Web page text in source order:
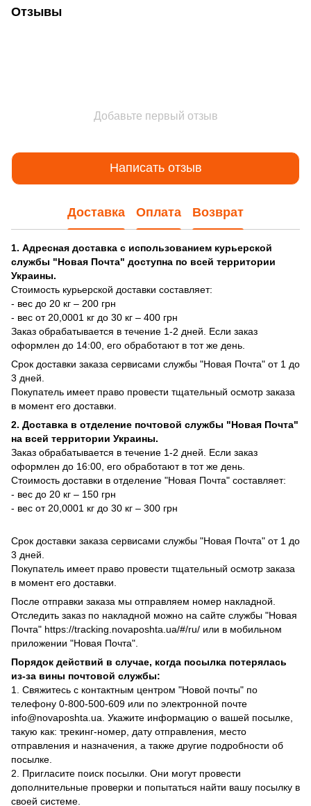
Отзывы
Добавьте первый отзыв
Написать отзыв
Доставка Оплата Возврат
1. Адресная доставка с использованием курьерской
службы "Новая Почта" доступна по всей территории
Украины.
Стоимость курьерской доставки составляет:
- вес до 20 кг – 200 грн
- вес от 20,0001 кг до 30 кг – 400 грн
Заказ обрабатывается в течение 1-2 дней. Если заказ
оформлен до 14:00, его обработают в тот же день.
Срок доставки заказа сервисами службы "Новая Почта" от 1 до
3 дней.
Покупатель имеет право провести тщательный осмотр заказа
в момент его доставки.
2. Доставка в отделение почтовой службы "Новая Почта"
на всей территории Украины.
Заказ обрабатывается в течение 1-2 дней. Если заказ
оформлен до 16:00, его обработают в тот же день.
Стоимость доставки в отделение "Новая Почта" составляет:
- вес до 20 кг – 150 грн
- вес от 20,0001 кг до 30 кг – 300 грн
Срок доставки заказа сервисами службы "Новая Почта" от 1 до
3 дней.
Покупатель имеет право провести тщательный осмотр заказа
в момент его доставки.
После отправки заказа мы отправляем номер накладной.
Отследить заказ по накладной можно на сайте службы "Новая
Почта" https://tracking.novaposhta.ua/#/ru/ или в мобильном
приложении "Новая Почта".
Порядок действий в случае, когда посылка потерялась
из-за вины почтовой службы:
1. Свяжитесь с контактным центром "Новой почты" по
телефону 0-800-500-609 или по электронной почте
info@novaposhta.ua. Укажите информацию о вашей посылке,
такую как: трекинг-номер, дату отправления, место
отправления и назначения, а также другие подробности об
посылке.
2. Пригласите поиск посылки. Они могут провести
дополнительные проверки и попытаться найти вашу посылку в
своей системе.